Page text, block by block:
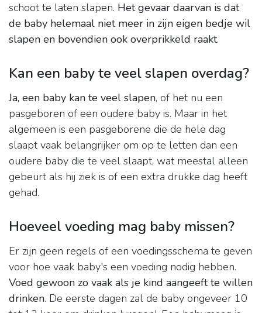
schoot te laten slapen. Het gevaar daarvan is dat
de baby helemaal niet meer in zijn eigen bedje wil
slapen en bovendien ook overprikkeld raakt.
Kan een baby te veel slapen overdag?
Ja, een baby kan te veel slapen, of het nu een
pasgeboren of een oudere baby is. Maar in het
algemeen is een pasgeborene die de hele dag
slaapt vaak belangrijker om op te letten dan een
oudere baby die te veel slaapt, wat meestal alleen
gebeurt als hij ziek is of een extra drukke dag heeft
gehad.
Hoeveel voeding mag baby missen?
Er zijn geen regels of een voedingsschema te geven
voor hoe vaak baby's een voeding nodig hebben.
Voed gewoon zo vaak als je kind aangeeft te willen
drinken. De eerste dagen zal de baby ongeveer 10